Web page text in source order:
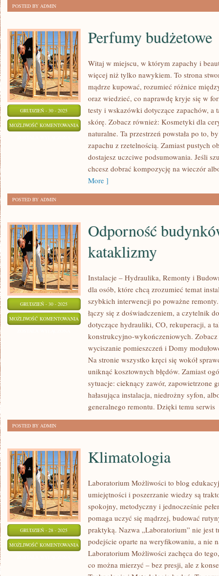
POSTED BY ADMIN
GRUDZIEŃ - 30 - 2025
MOŻLIWOŚĆ KOMENTOWANIA PERFUMY
BUDŻETOWE
Perfumy budżetowe
Witaj w miejscu, w którym zapachy i
więcej niż tylko nawykiem. To strona
mądrze kupować, rozumieć różnice
oraz wiedzieć, co naprawdę kryje się w
testy i wskazówki dotyczące zapachów, a
skórę. Zobacz również: Kosmetyki dla
naturalne. Ta przestrzeń powstała po to,
zapachu z rzetelnością. Zamiast pustych
dostajesz uczciwe podsumowania. Jeśli
chcesz dobrać kompozycję na wieczór
More ]
POSTED BY ADMIN
GRUDZIEŃ - 30 - 2025
MOŻLIWOŚĆ KOMENTOWANIA ODPORNOŚĆ
BUDYNKÓW
KATAKLIZMY
Odporność
kataklizmy
Instalacje – Hydraulika, Remonty i
dla osób, które chcą zrozumieć temat
szybkich interwencji po poważne
łączy się z doświadczeniem, a czytelnik
dotyczące hydrauliki, CO, rekuperacji, a
konstrukcyjno-wykończeniowych.
wyciszanie pomieszczeń i Domy
Na stronie wszystko kręci się wokół
uniknąć kosztownych błędów. Zamiast
sytuacje: cieknący zawór, zapowietrzone
hałasująca instalacja, niedrożny syfon,
generalnego remontu. Dzięki temu serwis
POSTED BY ADMIN
GRUDZIEŃ - 28 - 2025
MOŻLIWOŚĆ KOMENTOWANIA KLIMATOLOGIA
Klimatologia
Laboratorium Możliwości to blog
umiejętności i poszerzanie wiedzy są
spokojny, metodyczny i jednocześnie
pomaga uczyć się mądrzej, budować
praktyką. Nazwa „Laboratorium” nie jest
podejście oparte na weryfikowaniu, a nie
Laboratorium Możliwości zachęca do
co można mierzyć – bez presji, ale z